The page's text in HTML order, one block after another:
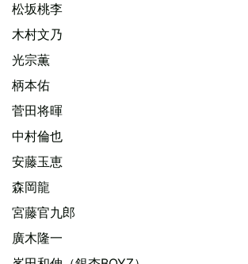
松坂桃李
木村文乃
光宗薫
柄本佑
菅田将暉
中村倫也
安藤玉恵
森岡龍
宮藤官九郎
廣木隆一